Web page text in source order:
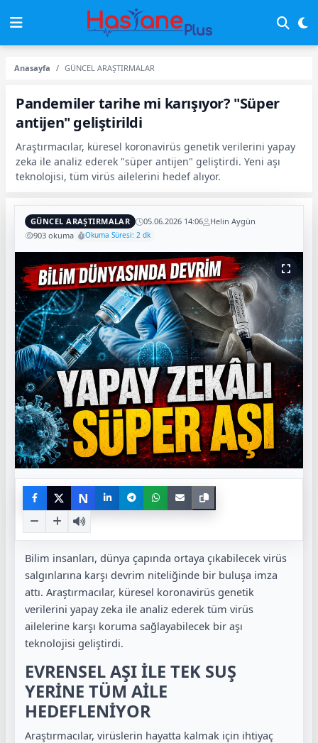
Anasayfa GÜNCEL ARAŞTIRMALAR
Pandemiler tarihe mi karışıyor? "Süper
antijen" geliştirildi
Araştırmacılar, küresel koronavirüs genetik verilerini yapay
zeka ile analiz ederek "süper antijen" geliştirdi. Yeni aşı
teknolojisi, tüm virüs ailelerini hedef alıyor.
GÜNCEL ARAŞTIRMALAR 05.06.2026 14:06
Helin Aygün
903 okuma
Okuma Süresi: 2 dk
N
Bilim insanları, dünya çapında ortaya çıkabilecek virüs
salgınlarına karşı devrim niteliğinde bir buluşa imza
attı. Araştırmacılar, küresel koronavirüs genetik
verilerini yapay zeka ile analiz ederek tüm virüs
ailelerine karşı koruma sağlayabilecek bir aşı
teknolojisi geliştirdi.
EVRENSEL AŞI İLE TEK SUŞ
YERİNE TÜM AİLE
HEDEFLENİYOR
Araştırmacılar, virüslerin hayatta kalmak için ihtiyaç